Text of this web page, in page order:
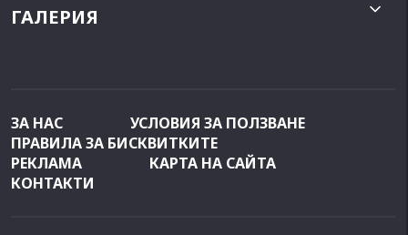
ГАЛЕРИЯ
ЗА НАС
УСЛОВИЯ ЗА ПОЛЗВАНЕ
ПРАВИЛА ЗА БИСКВИТКИТЕ
РЕКЛАМА
КАРТА НА САЙТА
КОНТАКТИ